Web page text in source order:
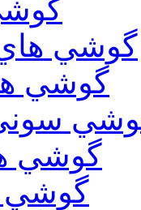
گوشي
گوشي
گوشي
گوشي